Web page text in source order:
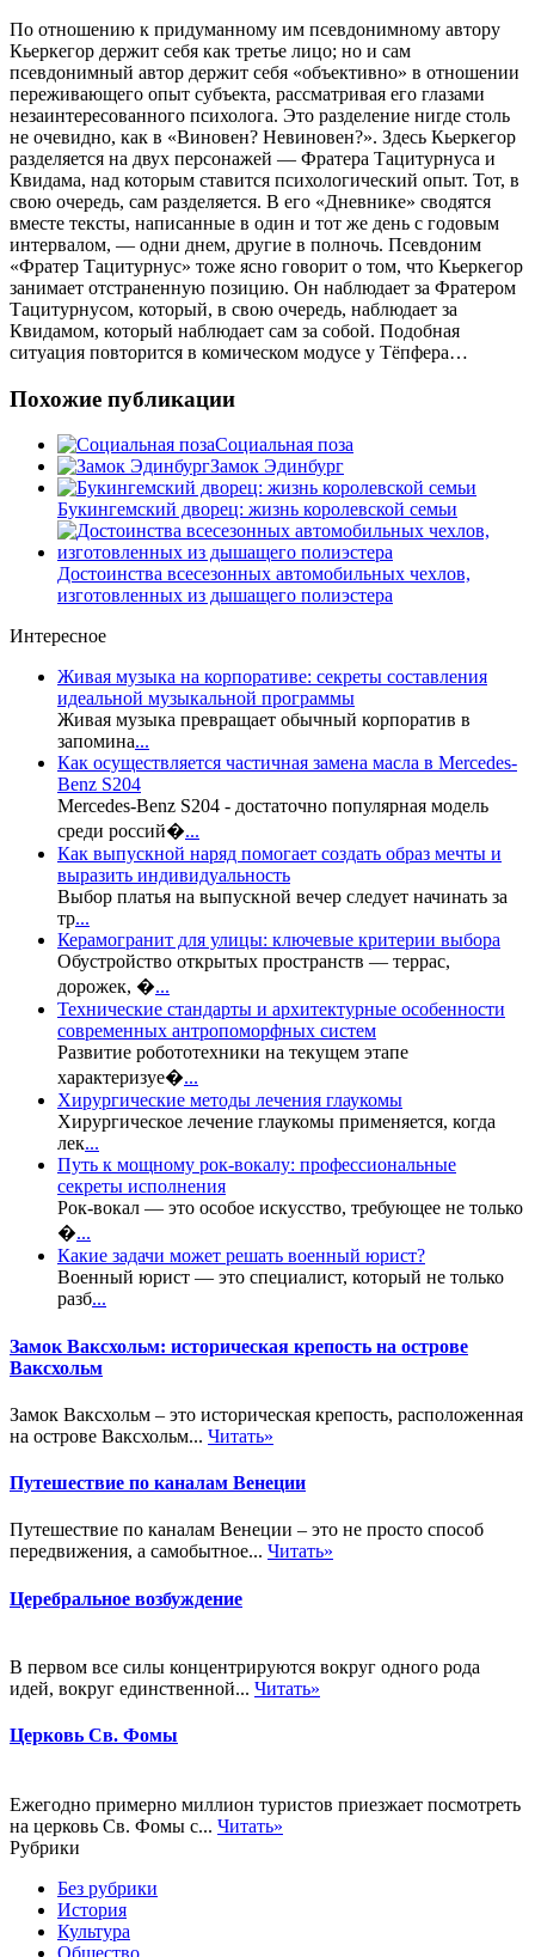
По отношению к придуманному им псевдонимному автору
Кьеркегор держит себя как третье лицо; но и сам
псевдонимный автор держит себя «объективно» в отношении
переживающего опыт субъекта, рассматривая его глазами
незаинтересованного психолога. Это разделение нигде столь
не очевидно, как в «Виновен? Невиновен?». Здесь Кьеркегор
разделяется на двух персонажей — Фратера Тацитурнуса и
Квидама, над которым ставится психологический опыт. Тот, в
свою очередь, сам разделяется. В его «Дневнике» сводятся
вместе тексты, написанные в один и тот же день с годовым
интервалом, — одни днем, другие в полночь. Псевдоним
«Фратер Тацитурнус» тоже ясно говорит о том, что Кьеркегор
занимает отстраненную позицию. Он наблюдает за Фратером
Тацитурнусом, который, в свою очередь, наблюдает за
Квидамом, который наблюдает сам за собой. Подобная
ситуация повторится в комическом модусе у Тёпфера…
Похожие публикации
Социальная поза
Замок Эдинбург
Букингемский дворец: жизнь королевской семьи
Достоинства всесезонных автомобильных чехлов,
изготовленных из дышащего полиэстера
Интересное
Живая музыка на корпоративе: секреты составления
идеальной музыкальной программы
Живая музыка превращает обычный корпоратив в
запомина...
Как осуществляется частичная замена масла в Mercedes-
Benz S204
Mercedes-Benz S204 - достаточно популярная модель
среди россий�...
Как выпускной наряд помогает создать образ мечты и
выразить индивидуальность
Выбор платья на выпускной вечер следует начинать за
тр...
Керамогранит для улицы: ключевые критерии выбора
Обустройство открытых пространств — террас,
дорожек, �...
Технические стандарты и архитектурные особенности
современных антропоморфных систем
Развитие робототехники на текущем этапе
характеризуе�...
Хирургические методы лечения глаукомы
Хирургическое лечение глаукомы применяется, когда
лек...
Путь к мощному рок-вокалу: профессиональные
секреты исполнения
Рок-вокал — это особое искусство, требующее не только
�...
Какие задачи может решать военный юрист?
Военный юрист — это специалист, который не только
разб...
Замок Ваксхольм: историческая крепость на острове
Ваксхольм
Замок Ваксхольм – это историческая крепость, расположенная
на острове Ваксхольм... Читать»
Путешествие по каналам Венеции
Путешествие по каналам Венеции – это не просто способ
передвижения, а самобытное... Читать»
Церебральное возбуждение
В первом все силы концентрируются вокруг одного рода
идей, вокруг единственной... Читать»
Церковь Св. Фомы
Ежегодно примерно миллион туристов приезжает посмотреть
на церковь Св. Фомы с... Читать»
Рубрики
Без рубрики
История
Культура
Общество